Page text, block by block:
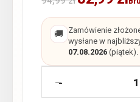
🚚 Zamówienie
wysłane w
07.08.2026(piątek).
-